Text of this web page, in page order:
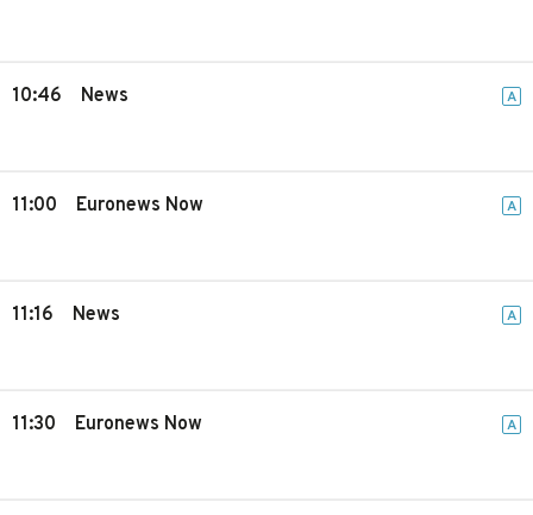
10:46 News A
11:00 Euronews Now A
11:16 News A
11:30 Euronews Now A